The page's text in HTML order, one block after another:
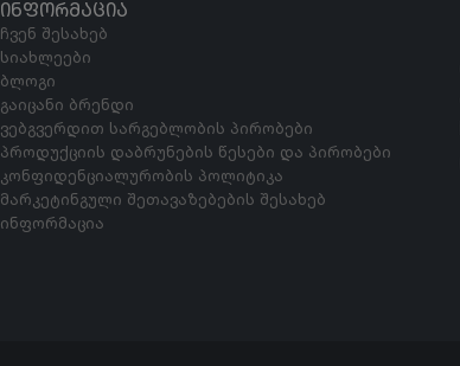
ᲘᲜᲤᲝᲠᲛᲐᲪᲘᲐ
ჩვენ შესახებ
სიახლეები
ბლოგი
გაიცანი ბრენდი
ვებგვერდით სარგებლობის პირობები
პროდუქციის დაბრუნების წესები და პირობები
კონფიდენციალურობის პოლიტიკა
მარკეტინგული შეთავაზებების შესახებ
ინფორმაცია